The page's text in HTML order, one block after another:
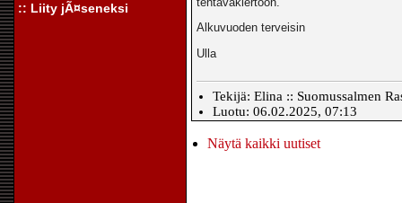
:: Liity jÃ¤seneksi
Alkuvuoden terveisin
Ulla
Tekijä: Elina :: Suomussalmen
Luotu: 06.02.2025, 07:13
Näytä kaikki uutiset